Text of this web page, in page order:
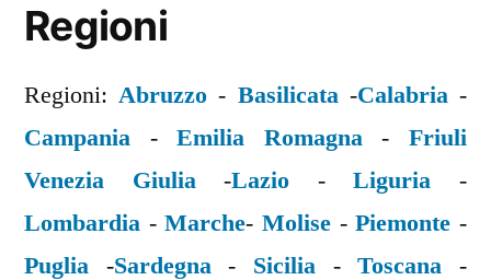
Regioni
Regioni:Abruzzo - Basilicata-Calabria-
Campania -Emilia Romagna-Friuli
Venezia Giulia-Lazio -Liguria -
Lombardia -Marche-Molise -Piemonte -
Puglia -Sardegna- Sicilia -Toscana -